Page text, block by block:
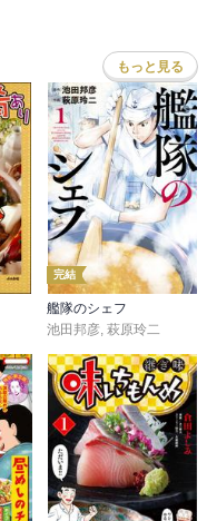
もっと見る
完結
艦隊のシェフ
池田邦彦, 萩原玲二